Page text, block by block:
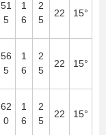
51
5
1
6
2
5
22 15°
56
5
1
6
2
5
22 15°
62
0
1
6
2
5
22 15°